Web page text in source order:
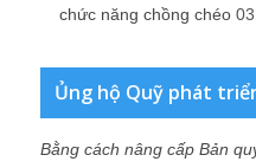
chức năng chồng chéo
Ủng hộ Quỹ phát
Bằng cách nâng cấp Bản